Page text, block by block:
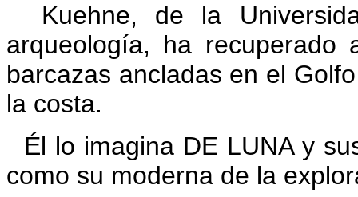
Kuehne, de la
arqueología, ha recuperado
barcazas ancladas en el
la costa.
Él lo imagina DE LUNA y
como su moderna de la